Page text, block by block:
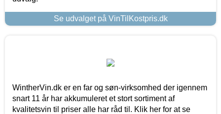
Se udvalget på VinTilKostpris.dk
WintherVin.dk er en far og søn-virksomhed der igennem
snart 11 år har akkumuleret et stort sortiment af
kvalitetsvin til priser alle har råd til. Klik her for at se